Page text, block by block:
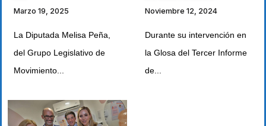
Marzo 19, 2025
La Diputada Melisa Peña,
del Grupo Legislativo de
Movimiento...
Noviembre 12, 2024
Durante su intervención en
la Glosa del Tercer Informe
de...